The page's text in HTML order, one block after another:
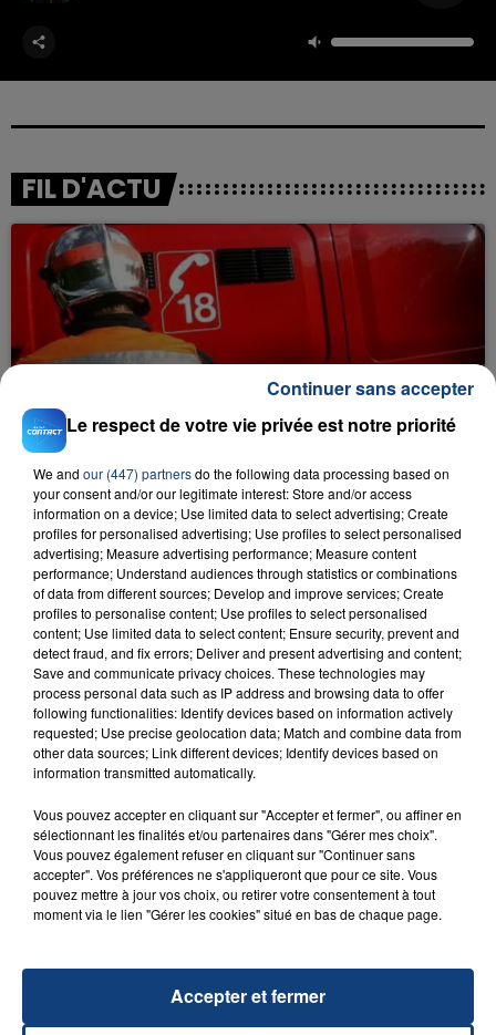
FIL D'ACTU
23 juillet 2026
INCENDIE MORTEL À LENS : UNE FEMME ET
SON BÉBÉ ENTRE LA VIE ET LA...
Un homme s'est immolé par le feu après avoir
aspergé sa compagne et leur bébé de trois mois
d'un liquide inflammable.
20 juillet 2026
UNE ADOLESCENTE DEVANT SE FAIRE
OPÉRER DE LA CHEVILLE RESSORT DE LA...
La famille a porté plainte contre la clinique qui a
reconnu sa responsabilité et présenté ses
excuses.
TITRES DIFFUSÉS
17h47
17h47 17h43
17h43
Le respect de votre vie privée est notre priorité
We and our (447) partnersdo the following data processing based on
your consent and/or our legitimate interest: Store and/or access
information on a device; Use limited data to select advertising; Create
profiles for personalised advertising; Use profiles to select personalised
advertising; Measure advertising performance; Measure content
performance; Understand audiences through statistics or combinations
of data from different sources; Develop and improve services; Create
profiles to personalise content; Use profiles to select personalised
content; Use limited data to select content; Ensure security, prevent and
detect fraud, and fix errors; Deliver and present advertising and content;
Save and communicate privacy choices. These technologies may
process personal data such as IP address and browsing data to offer
following functionalities: Identify devices based on information actively
requested; Use precise geolocation data; Match and combine data from
other data sources; Link different devices; Identify devices based on
information transmitted automatically.
Vous pouvez accepter en cliquant sur "Accepter et fermer", ou affiner en
sélectionnant les finalités et/ou partenaires dans "Gérer mes choix".
Vous pouvez également refuser en cliquant sur "Continuer sans
accepter". Vos préférences ne s'appliqueront que pour ce site. Vous
pouvez mettre à jour vos choix, ou retirer votre consentement à tout
moment via le lien "Gérer les cookies" situé en bas de chaque page.
Accepter et fermer
Continuer sans accepter